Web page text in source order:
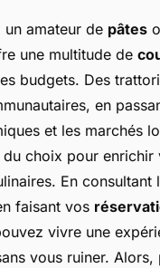
un amateur de pâtes
une multitude de
budgets. Des
en
et les marchés
du choix pour enrichir
En consultant
faisant vos
vivre une
vous ruiner.